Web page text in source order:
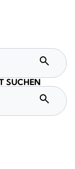
search
SUCHEN
search